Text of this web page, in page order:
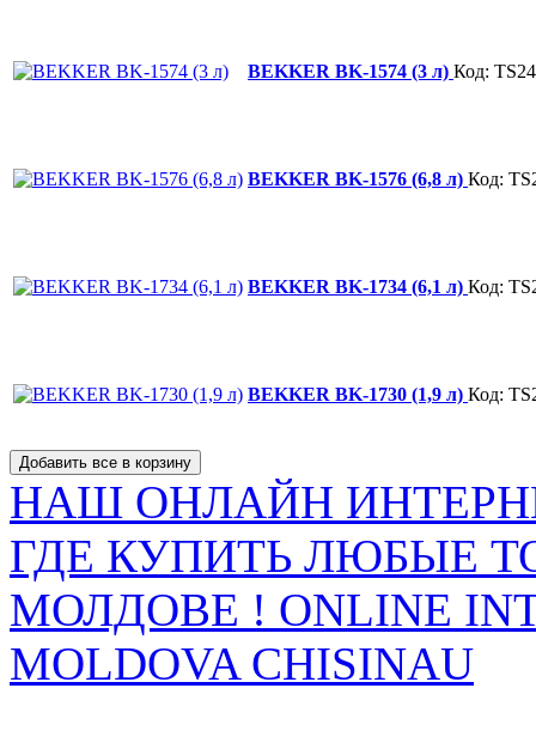
BEKKER BK-1574 (3 л) Код:
BEKKER BK-1576 (6,8 л) Код:
BEKKER BK-1734 (6,1 л) Код:
BEKKER BK-1730 (1,9 л) Код:
НАШ ОНЛАЙН
ГДЕ КУПИТЬ ЛЮБЫЕ
МОЛДОВЕ ! ONLINE
MOLDOVA CHISINAU